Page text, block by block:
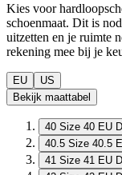
Kies voor
schoenmaat. Dit is
uitzetten en je ruimte
rekening mee bij je
EU
US
Bekijk maattabel
40 Size 40 EU
40.5 Size 40.5
41 Size 41 EU